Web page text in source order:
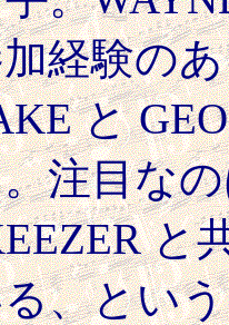
経験の
と
注目な
、とい